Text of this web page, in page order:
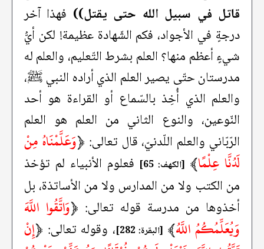
قاتل في سبيل الله حتى يقتل)) فهذا آخر
درجةٍ في الأجواد، فكم الشّهادة عظيمة! لكن أيُّ
شيءٍ أعظم منها؟ العلم بشرط التّعليم، والعلم له
مدرستان حتّى يصير العلم الذي أراده النبي ﷺ،
والعلم الذي أُخِذ بالسّماع أو القراءة هو أحد
النّوعين، والنوع الثاني من العلم هو العلم
الرّبّاني والعلم اللّدنيّ، قال تعالى: ﴿وَعَلَّمْنَاهُ مِنْ
لَدُنَّا عِلْمًا﴾ [الكهف: 65]
فعلوم الأنبياء لم تؤخذ
من الكتب ولا من المدارس ولا من الأساتذة، بل
أخذوها من مدرسة قوله تعالى: ﴿وَاتَّقُوا اللَّهَ
وَيُعَلِّمُكُمُ اللَّهُ﴾ [البقرة: 282] ، وقوله تعالى: ﴿إِنْ